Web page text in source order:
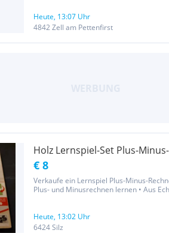
Heute, 13:07 Uhr
4842 Zell am Pettenfirst
Holz Lernspiel-Set Plus-
€ 8
Verkaufe ein Lernspiel Plus-Minus-
Plus- und Minusrechnen lernen • Aus
noch...
Heute, 13:02 Uhr
6424 Silz